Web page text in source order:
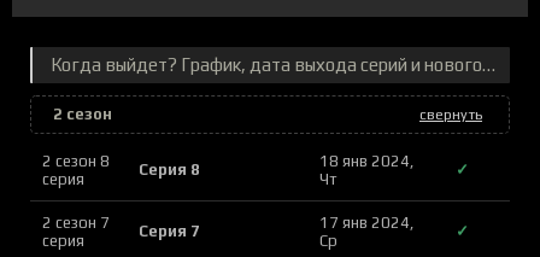
Когда выйдет? График, дата выхода серий и нового сезона
2 сезон свернуть
2 сезон 8
серия
Серия 8
18 янв 2024,
Чт
✓
2 сезон 7
серия
Серия 7
17 янв 2024,
Ср
✓